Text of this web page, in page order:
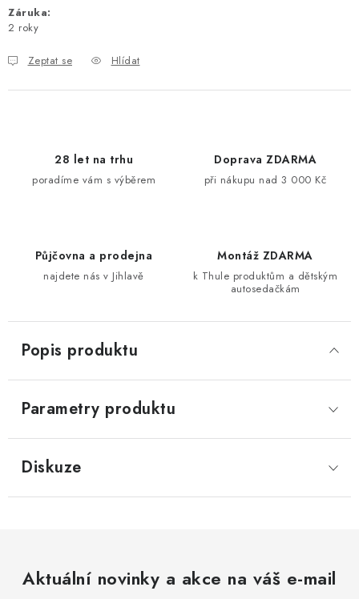
Záruka:
2 roky
Zeptat se Hlídat
28 let na trhu
poradíme vám s výběrem
Doprava ZDARMA
při nákupu nad 3 000 Kč
Půjčovna a prodejna
najdete nás v Jihlavě
Montáž ZDARMA
k Thule produktům a dětským
autosedačkám
Popis produktu
Parametry produktu
Diskuze
Aktuální novinky a akce na váš e-mail